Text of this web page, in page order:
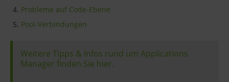
Probleme auf Code-Ebene
Pool-Verbindungen
Weitere Tipps & Infos rund um Applications
Manager finden Sie hier.